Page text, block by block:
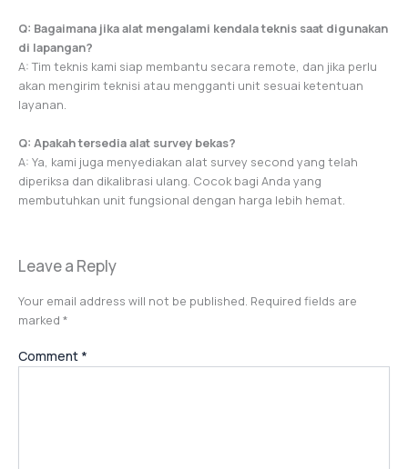
Q: Bagaimana jika alat mengalami kendala teknis saat digunakan
di lapangan?
A: Tim teknis kami siap membantu secara remote, dan jika perlu
akan mengirim teknisi atau mengganti unit sesuai ketentuan
layanan.
Q: Apakah tersedia alat survey bekas?
A: Ya, kami juga menyediakan alat survey second yang telah
diperiksa dan dikalibrasi ulang. Cocok bagi Anda yang
membutuhkan unit fungsional dengan harga lebih hemat.
Leave a Reply
Your email address will not be published. Required fields are
marked *
Comment *